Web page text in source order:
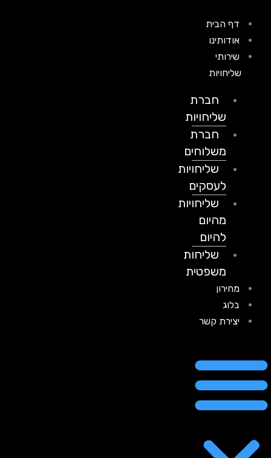
דף הבית
אודותינו
שירותי
שליחויות
חברת
שליחויות
חברת
משלוחים
שליחויות
לעסקים
שליחויות
מהיום
להיום
שליחות
משפטית
מחירון
בלוג
יצירת קשר